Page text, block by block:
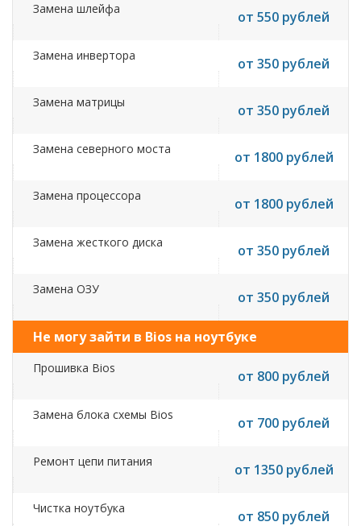
Замена шлейфа от 550 рублей
Замена инвертора от 350 рублей
Замена матрицы от 350 рублей
Замена северного моста от 1800 рублей
Замена процессора от 1800 рублей
Замена жесткого диска от 350 рублей
Замена ОЗУ от 350 рублей
Не могу зайти в Bios на ноутбуке
Прошивка Bios от 800 рублей
Замена блока схемы Bios от 700 рублей
Ремонт цепи питания от 1350 рублей
Чистка ноутбука от 850 рублей